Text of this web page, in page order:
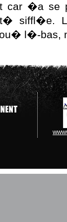
car �a se
siffl�e.
l�-bas,